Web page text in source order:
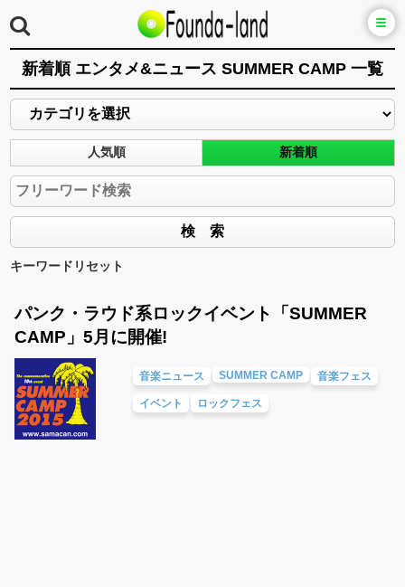
新着順 エンタメ&ニュース SUMMER CAMP 一覧
人気順 新着順
キーワードリセット
パンク・ラウド系ロックイベント「SUMMER
CAMP」5月に開催!
音楽ニュース SUMMER CAMP 音楽フェス
イベント ロックフェス